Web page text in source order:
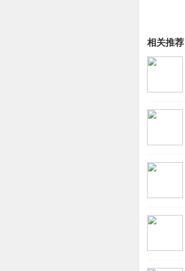
相关推荐